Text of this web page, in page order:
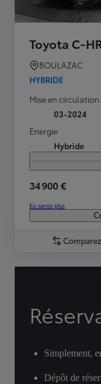
Toyota C-
BOULAZAC
HYBRIDE
Mise en circulation
03-2024
Energie
Hybride
34 900 €
En savoir plus
Comparez
Simplement,
Dépôt de